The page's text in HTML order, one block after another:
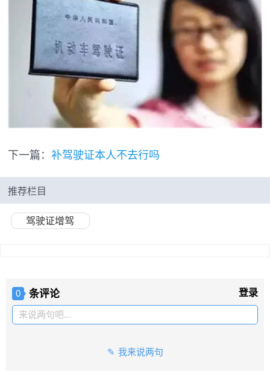
下一篇： 补驾驶证本人不去行吗
推荐栏目
驾驶证增驾
0 条评论 登录
来说两句吧...
我来说两句